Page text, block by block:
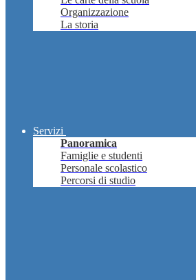
Organizzazione
La storia
Servizi
Panoramica
Famiglie e studenti
Personale scolastico
Percorsi di studio